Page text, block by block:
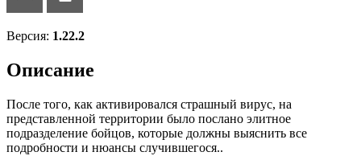
Версия: 1.22.2
Описание
После того, как активировался страшный вирус, на
представленной территории было послано элитное
подразделение бойцов, которые должны выяснить все
подробности и нюансы случившегося..